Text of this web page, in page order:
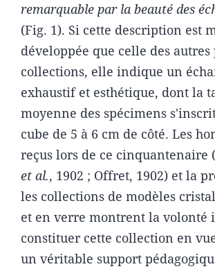
remarquable par la beauté des
(Fig. 1). Si cette description est
développée que celle des autres
collections, elle indique un
exhaustif et esthétique, dont la
moyenne des spécimens
cube de 5 à 6 cm de côté. Les
reçus lors de ce cinquantenaire
et al., 1902 ; Offret, 1902) et la
les collections de modèles
et en verre montrent la volonté
constituer cette collection en
un véritable support